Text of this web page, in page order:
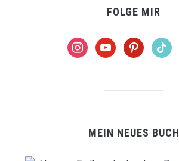
FOLGE MIR
instagramyoutubepinteresttiktok
MEIN NEUES BUCH